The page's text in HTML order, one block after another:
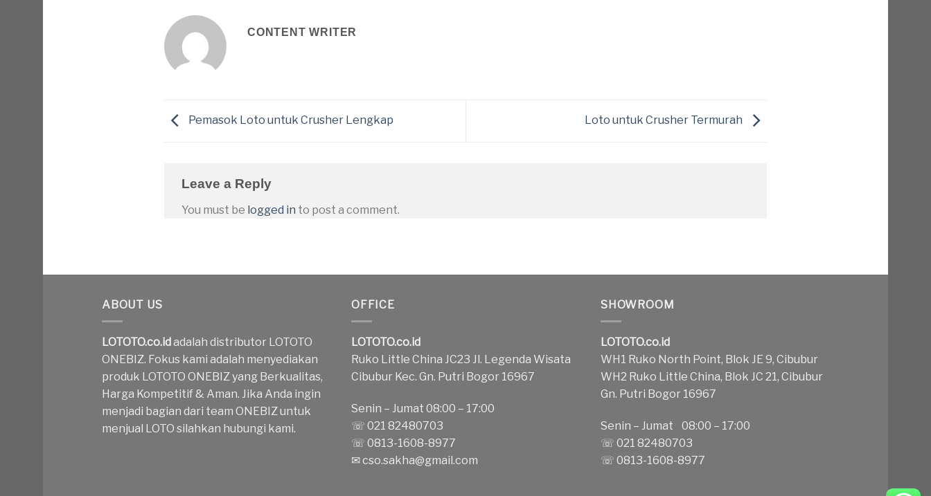
CONTENT WRITER
Pemasok Loto untuk Crusher Lengkap Loto untuk Crusher Termurah
Leave a Reply
You must be logged in to post a comment.
ABOUT US
LOTOTO.co.id adalah distributor LOTOTO
ONEBIZ. Fokus kami adalah menyediakan
produk LOTOTO ONEBIZ yang Berkualitas,
Harga Kompetitif & Aman. Jika Anda ingin
menjadi bagian dari team ONEBIZ untuk
menjual LOTO silahkan hubungi kami.
OFFICE
LOTOTO.co.id
Ruko Little China JC23 Jl. Legenda Wisata
Cibubur Kec. Gn. Putri Bogor 16967
Senin – Jumat 08:00 – 17:00
☏ 021 82480703
☏ 0813-1608-8977
✉cso.sakha@gmail.com
SHOWROOM
LOTOTO.co.id
WH1 Ruko North Point, Blok JE 9, Cibubur
WH2 Ruko Little China, Blok JC 21, Cibubur
Gn. Putri Bogor 16967
Senin – Jumat 08:00 – 17:00
☏ 021 82480703
☏ 0813-1608-8977